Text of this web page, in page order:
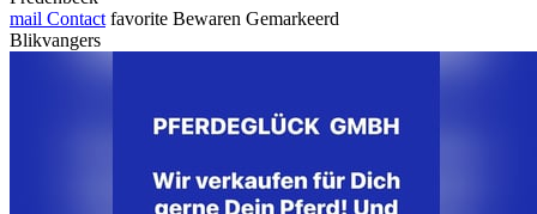
mail Contact favorite Bewaren Gemarkeerd
Blikvangers